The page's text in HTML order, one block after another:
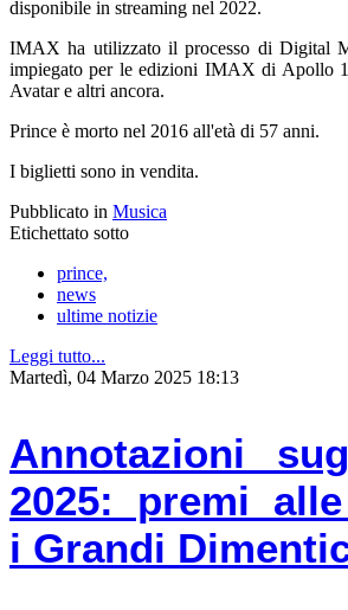
disponibile in streaming nel 2022.
IMAX ha utilizzato il processo di Digital
impiegato per le edizioni IMAX di Apollo
Avatar e altri ancora.
Prince è morto nel 2016 all'età di 57 anni.
I biglietti sono in vendita.
Pubblicato in Musica
Etichettato sotto
prince,
news
ultime notizie
Leggi tutto...
Martedì, 04 Marzo 2025 18:13
Annotazioni
2025: premi
i Grandi